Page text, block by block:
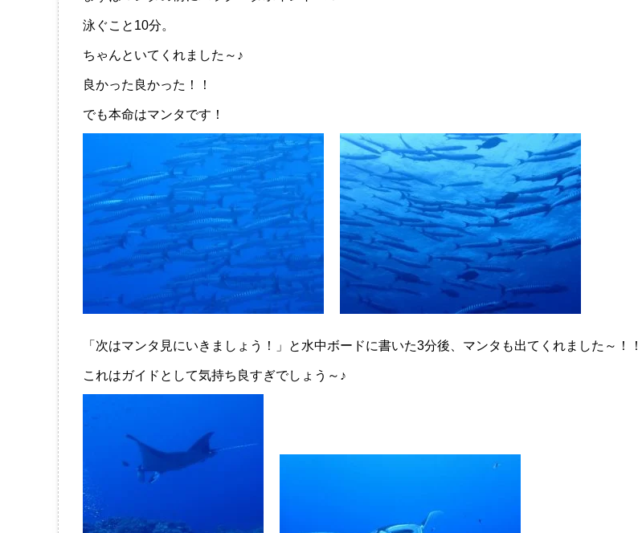
泳ぐこと10分。
ちゃんといてくれました～♪
良かった良かった！！
でも本命はマンタです！
「次はマンタ見にいきましょう！」と水中ボードに書いた3分後、マンタも出てくれました～！！
これはガイドとして気持ち良すぎでしょう～♪